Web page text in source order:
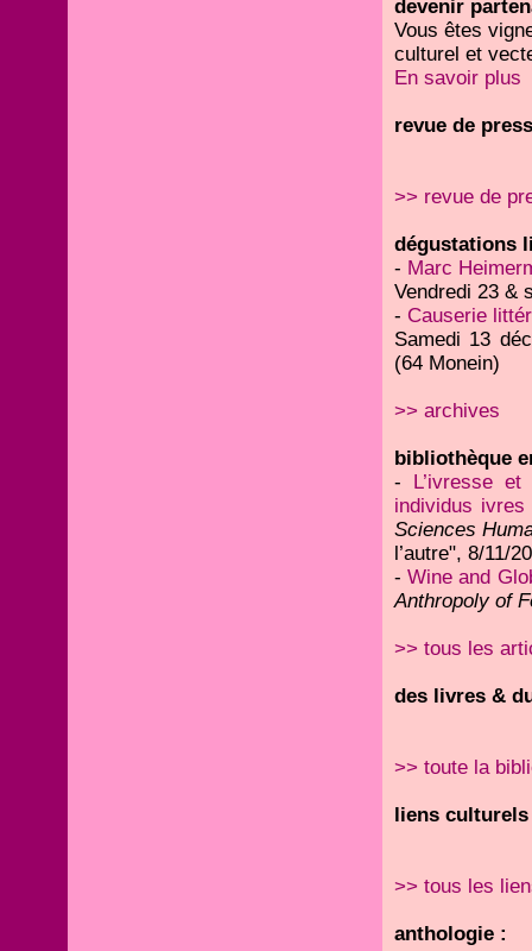
devenir
Vous êtes
culturel et
En savoir plus
revue de
>> revue de
dégustations
- Marc
Vendredi 23 &
- Causerie
Samedi 13
(64 Monein)
>> archives
bibliothèque
- L’ivresse
individus
Sciences
l’autre", 8/11/
- Wine and
Anthropoly of
>> tous les
des livres &
>> toute la
liens
>> tous les
anthologie :